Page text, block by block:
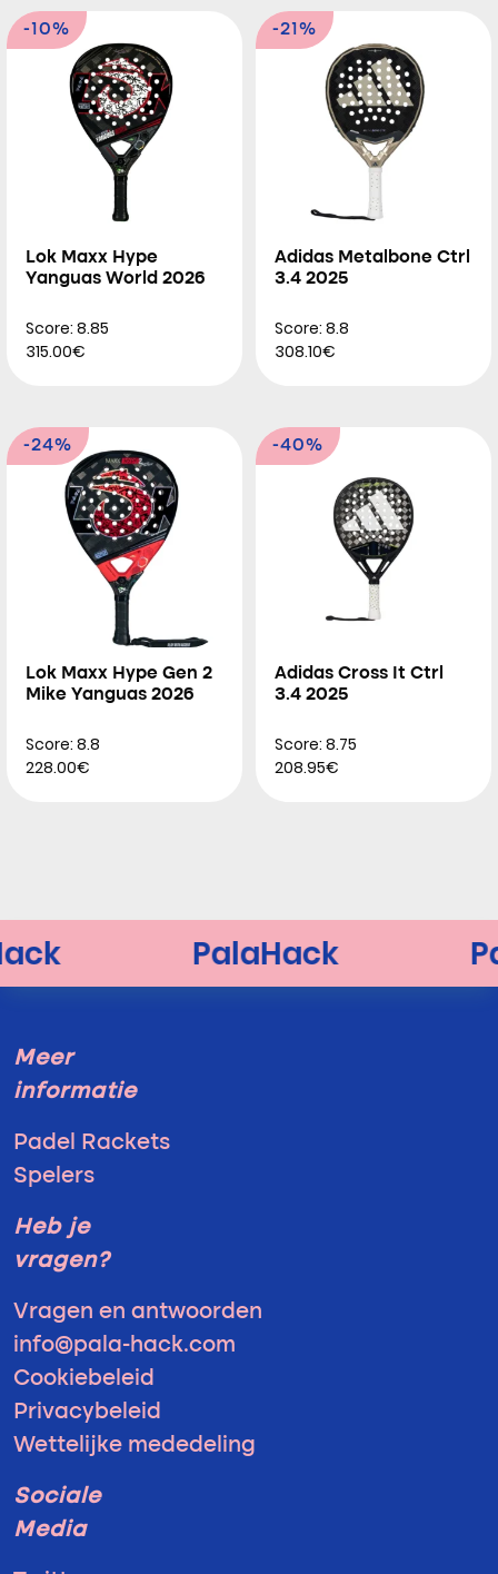
-10%
Lok Maxx Hype
Yanguas World 2026
Score: 8.85
315.00€
-21%
Adidas Metalbone Ctrl
3.4 2025
Score: 8.8
308.10€
-24%
Lok Maxx Hype Gen 2
Mike Yanguas 2026
Score: 8.8
228.00€
-40%
Adidas Cross It Ctrl
3.4 2025
Score: 8.75
208.95€
Meer
informatie
Padel Rackets
Spelers
Heb je
vragen?
Vragen en antwoorden
info@pala-hack.com
Cookiebeleid
Privacybeleid
Wettelijke mededeling
Sociale
Media